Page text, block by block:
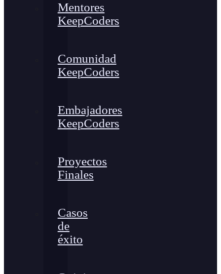
Mentores
KeepCoders
Comunidad
KeepCoders
Embajadores
KeepCoders
Proyectos
Finales
Casos
de
éxito